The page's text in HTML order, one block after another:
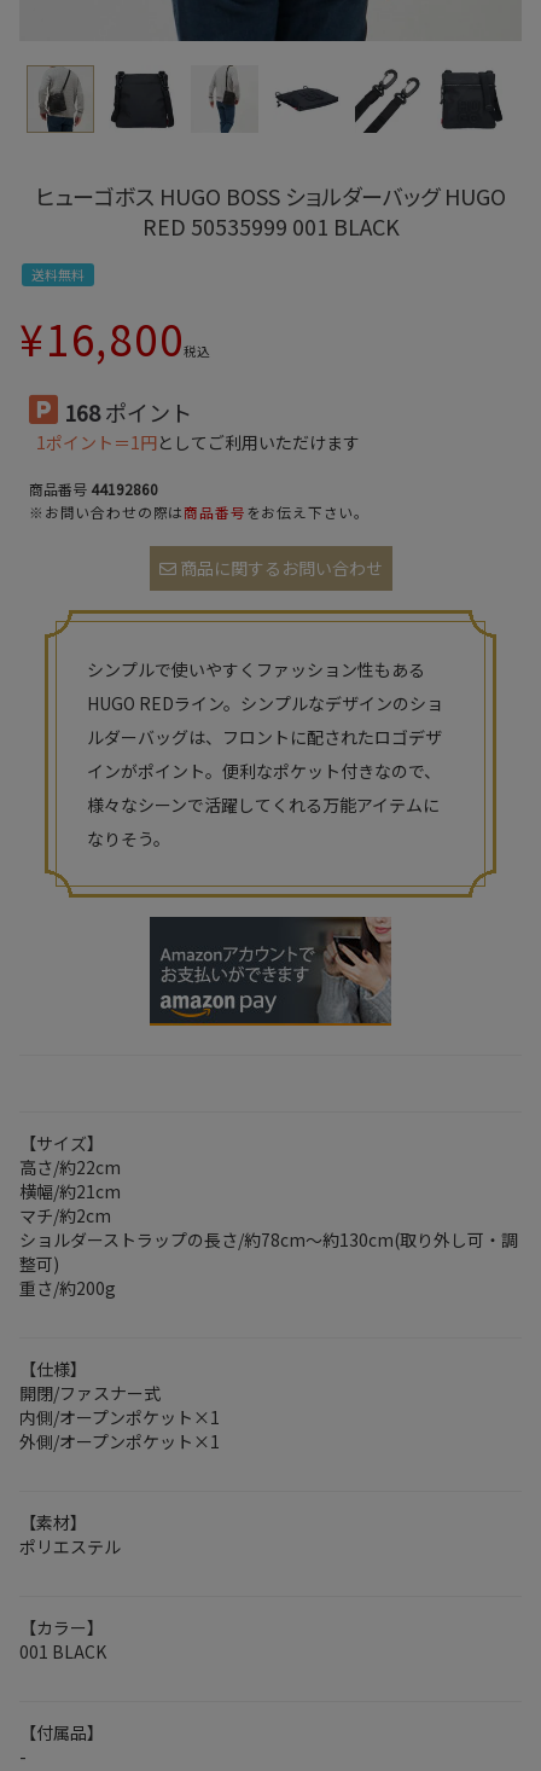
ヒューゴボス HUGO BOSS ショルダーバッグ HUGO
RED 50535999 001 BLACK
送料無料
¥16,800税込
168ポイント
1ポイント＝1円としてご利用いただけます
商品番号 44192860
※お問い合わせの際は商品番号をお伝え下さい。
商品に関するお問い合わせ
シンプルで使いやすくファッション性もある
HUGO REDライン。シンプルなデザインのショ
ルダーバッグは、フロントに配されたロゴデザ
インがポイント。便利なポケット付きなので、
様々なシーンで活躍してくれる万能アイテムに
なりそう。
【サイズ】
高さ/約22cm
横幅/約21cm
マチ/約2cm
ショルダーストラップの長さ/約78cm～約130cm(取り外し可・調
整可)
重さ/約200g
【仕様】
開閉/ファスナー式
内側/オープンポケット×1
外側/オープンポケット×1
【素材】
ポリエステル
【カラー】
001 BLACK
【付属品】
-